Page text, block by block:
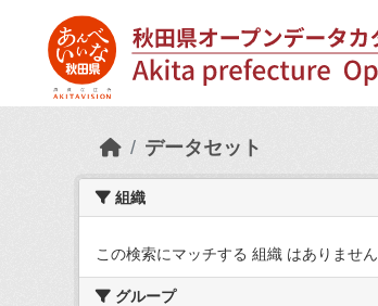
データセット
組織
この検索にマッチする 組織 はありません
グループ